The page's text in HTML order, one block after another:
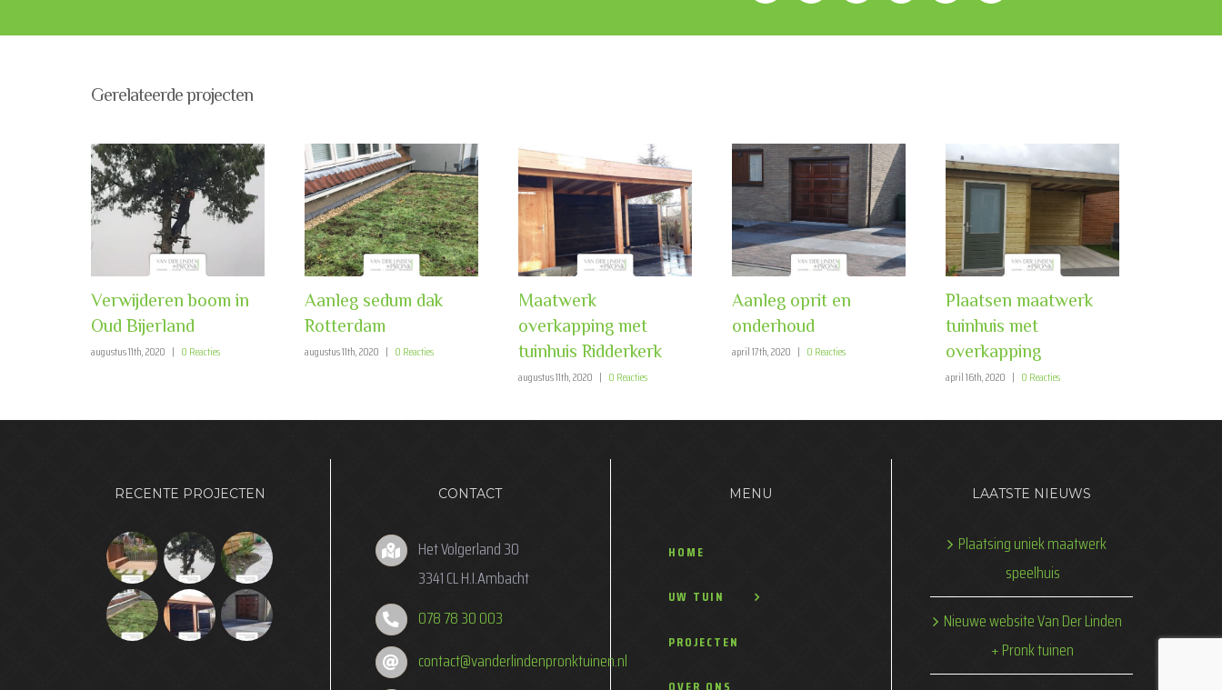
Gerelateerde projecten
Verwijderen boom in
Oud Bijerland
augustus 11th, 2020 | 0 Reacties
Aanleg sedum dak
Rotterdam
augustus 11th, 2020 | 0 Reacties
Maatwerk
overkapping met
tuinhuis Ridderkerk
augustus 11th, 2020 | 0 Reacties
Aanleg oprit en
onderhoud
april 17th, 2020 | 0 Reacties
Plaatsen maatwerk
tuinhuis met
overkapping
april 16th, 2020 | 0 Reacties
RECENTE PROJECTEN CONTACT
Het Volgerland 30
3341 CL H.I.Ambacht
078 78 30 003
contact@vanderlindenpronktuinen.nl
MENU
HOME
UW TUIN
PROJECTEN
LAATSTE NIEUWS
Plaatsing uniek maatwerk
speelhuis
Nieuwe website Van Der Linden
+ Pronk tuinen